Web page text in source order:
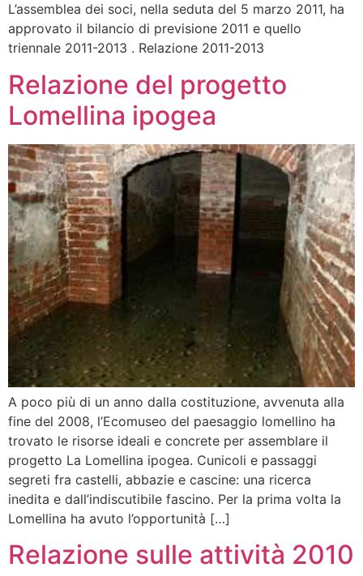
L’assemblea dei soci, nella seduta del 5 marzo 2011, ha
approvato il bilancio di previsione 2011 e quello
triennale 2011-2013 . Relazione 2011-2013
Relazione del progetto
Lomellina ipogea
A poco più di un anno dalla costituzione, avvenuta alla
fine del 2008, l’Ecomuseo del paesaggio lomellino ha
trovato le risorse ideali e concrete per assemblare il
progetto La Lomellina ipogea. Cunicoli e passaggi
segreti fra castelli, abbazie e cascine: una ricerca
inedita e dall’indiscutibile fascino. Per la prima volta la
Lomellina ha avuto l’opportunità […]
Relazione sulle attività 2010